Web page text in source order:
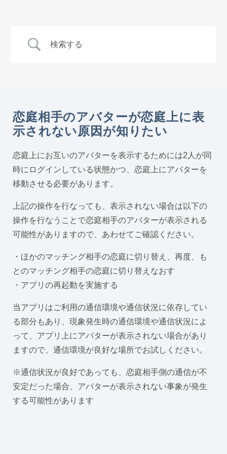
恋庭相手のアバターが恋庭上に表
示されない原因が知りたい
恋庭上にお互いのアバターを表示するためには2人が同
時にログインしている状態かつ、恋庭上にアバターを
移動させる必要があります。
上記の操作を行なっても、表示されない場合は以下の
操作を行なうことで恋庭相手のアバターが表示される
可能性がありますので、あわせてご確認ください。
・ほかのマッチング相手の恋庭に切り替え、再度、も
とのマッチング相手の恋庭に切り替えなおす
・アプリの再起動を実施する
当アプリはご利用の通信環境や通信状況に依存してい
る部分もあり、現象発生時の通信環境や通信状況によ
って、アプリ上にアバターが表示されない場合があり
ますので、通信環境が良好な場所でお試しください。
※通信状況が良好であっても、恋庭相手側の通信が不
安定だった場合、アバターが表示されない事象が発生
する可能性があります